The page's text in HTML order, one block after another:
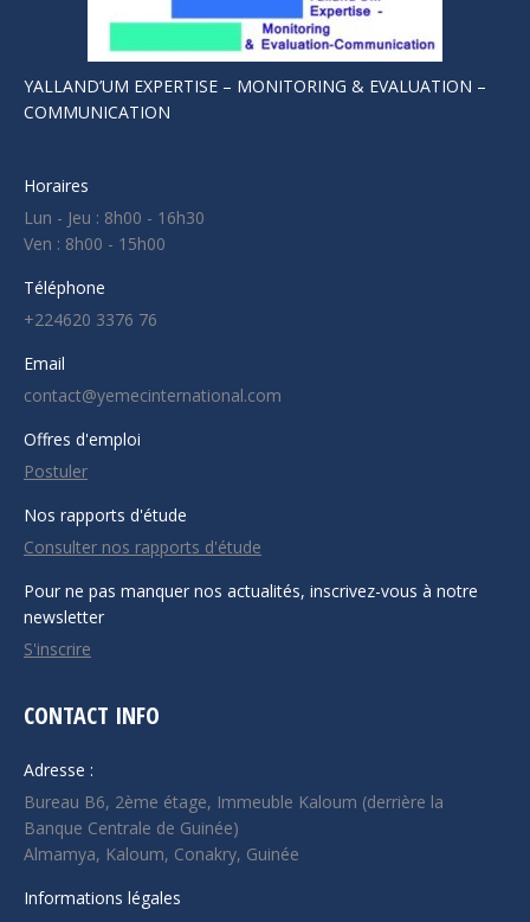
YALLAND’UM EXPERTISE – MONITORING & EVALUATION –
COMMUNICATION
Horaires
Lun - Jeu : 8h00 - 16h30
Ven : 8h00 - 15h00
Téléphone
+224620 3376 76
Email
contact@yemecinternational.com
Offres d'emploi
Postuler
Nos rapports d'étude
Consulter nos rapports d'étude
Pour ne pas manquer nos actualités, inscrivez-vous à notre
newsletter
S'inscrire
CONTACT INFO
Adresse :
Bureau B6, 2ème étage, Immeuble Kaloum (derrière la
Banque Centrale de Guinée)
Almamya, Kaloum, Conakry, Guinée
Informations légales